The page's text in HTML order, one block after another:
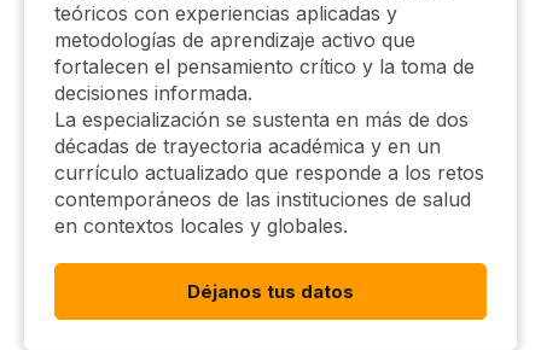
teóricos con experiencias aplicadas y
metodologías de aprendizaje activo que
fortalecen el pensamiento crítico y la toma de
decisiones informada.
La especialización se sustenta en más de dos
décadas de trayectoria académica y en un
currículo actualizado que responde a los retos
contemporáneos de las instituciones de salud
en contextos locales y globales.
Déjanos tus datos